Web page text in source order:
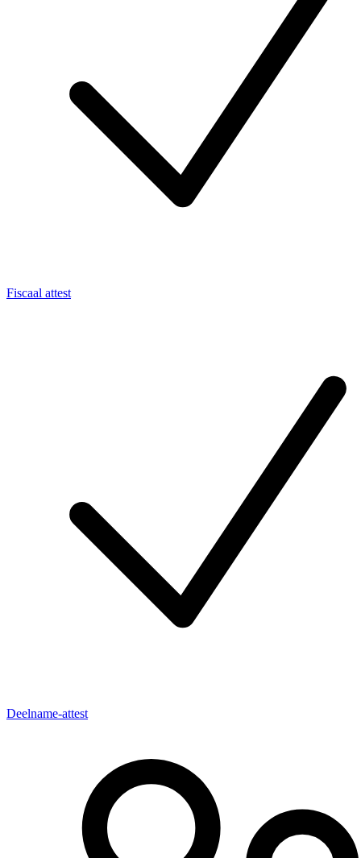
Fiscaal attest
Deelname-attest